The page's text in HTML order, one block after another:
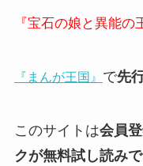
『宝石の娘と異能の
『まんが王国』 で先
このサイトは会員
クが無料試し読み